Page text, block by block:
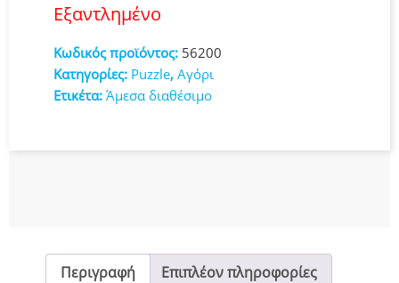
Εξαντλημένο
Κωδικός προϊόντος: 56200
Κατηγορίες: Puzzle, Αγόρι
Ετικέτα: Άμεσα διαθέσιμο
Περιγραφή
Επιπλέον πληροφορίες